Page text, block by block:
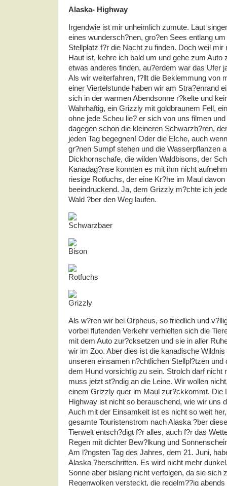
Alaska- Highway
Irgendwie ist mir unheimlich zumute. Laut
eines wundersch?nen, gro?en Sees entlang
Stellplatz f?r die Nacht zu finden. Doch weil mir
Haut ist, kehre ich bald um und gehe zum Auto
etwas anderes finden, au?erdem war das Ufer
Als wir weiterfahren, f?llt die Beklemmung von
einer Viertelstunde haben wir am Stra?enrand
sich in der warmen Abendsonne r?kelte und
Wahrhaftig, ein Grizzly mit goldbraunem Fell,
ohne jede Scheu lie? er sich von uns filmen
dagegen schon die kleineren Schwarzb?ren,
jeden Tag begegnen! Oder die Elche, auch
gr?nen Sumpf stehen und die Wasserpflanzen
Dickhornschafe, die wilden Waldbisons, der
Kanadag?nse konnten es mit ihm nicht
riesige Rotfuchs, der eine Kr?he im Maul
beeindruckend. Ja, dem Grizzly m?chte ich
Wald ?ber den Weg laufen.
Als w?ren wir bei Orpheus, so friedlich und
vorbei flutenden Verkehr verhielten sich die
mit dem Auto zur?cksetzen und sie in aller
wir im Zoo. Aber dies ist die kanadische
unseren einsamen n?chtlichen Stellpl?tzen und
dem Hund vorsichtig zu sein. Strolch darf nicht
muss jetzt st?ndig an die Leine. Wir wollen
einem Grizzly quer im Maul zur?ckkommt. Die
Highway ist nicht so berauschend, wie wir uns
Auch mit der Einsamkeit ist es nicht so weit
gesamte Touristenstrom nach Alaska ?ber
Tierwelt entsch?digt f?r alles, auch f?r das
Regen mit dichter Bew?lkung und
Am l?ngsten Tag des Jahres, dem 21. Juni,
Alaska ?berschritten. Es wird nicht mehr
Sonne aber bislang nicht verfolgen, da sie sich
Regenwolken versteckt, die regelm??ig